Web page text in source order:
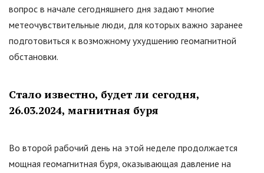
вопрос в начале сегодняшнего дня задают многие
метеочувствительные люди, для которых важно заранее
подготовиться к возможному ухудшению геомагнитной
обстановки.
Стало известно, будет ли сегодня,
26.03.2024, магнитная буря
Во второй рабочий день на этой неделе продолжается
мощная геомагнитная буря, оказывающая давление на